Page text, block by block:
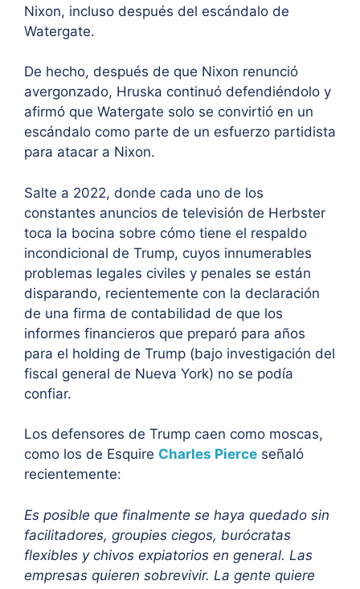
Nixon, incluso después del escándalo de
Watergate.
De hecho, después de que Nixon renunció
avergonzado, Hruska continuó defendiéndolo y
afirmó que Watergate solo se convirtió en un
escándalo como parte de un esfuerzo partidista
para atacar a Nixon.
Salte a 2022, donde cada uno de los
constantes anuncios de televisión de Herbster
toca la bocina sobre cómo tiene el respaldo
incondicional de Trump, cuyos innumerables
problemas legales civiles y penales se están
disparando, recientemente con la declaración
de una firma de contabilidad de que los
informes financieros que preparó para años
para el holding de Trump (bajo investigación del
fiscal general de Nueva York) no se podía
confiar.
Los defensores de Trump caen como moscas,
como los de Esquire Charles Pierce señaló
recientemente:
Es posible que finalmente se haya quedado sin
facilitadores, groupies ciegos, burócratas
flexibles y chivos expiatorios en general. Las
empresas quieren sobrevivir. La gente quiere